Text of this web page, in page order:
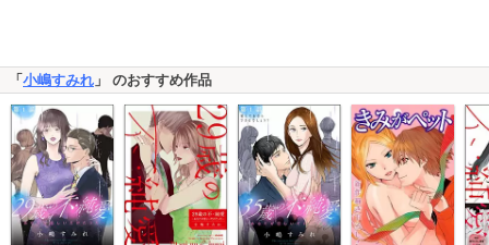
「 小嶋すみれ 」 のおすすめ作品